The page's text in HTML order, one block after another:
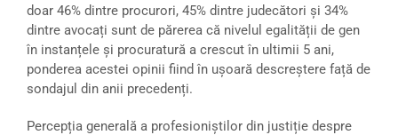
doar 46% dintre procurori, 45% dintre judecători și 34%
dintre avocați sunt de părerea că nivelul egalității de gen
în instanțele și procuratură a crescut în ultimii 5 ani,
ponderea acestei opinii fiind în ușoară descreștere față de
sondajul din anii precedenți.
Percepția generală a profesioniștilor din justiție despre